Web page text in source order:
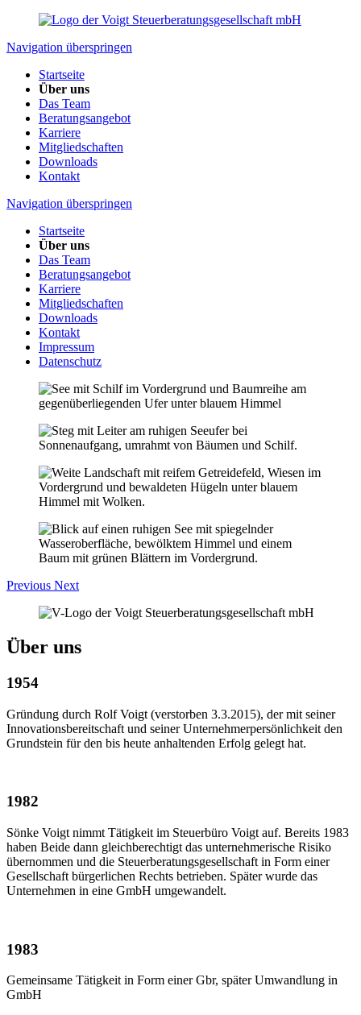
Navigation überspringen
Startseite
Über uns
Das Team
Beratungsangebot
Karriere
Mitgliedschaften
Downloads
Kontakt
Navigation überspringen
Startseite
Über uns
Das Team
Beratungsangebot
Karriere
Mitgliedschaften
Downloads
Kontakt
Impressum
Datenschutz
Previous Next
Über uns
1954
Gründung durch Rolf Voigt (verstorben 3.3.2015), der mit seiner
Innovationsbereitschaft und seiner Unternehmerpersönlichkeit den
Grundstein für den bis heute anhaltenden Erfolg gelegt hat.
1982
Sönke Voigt nimmt Tätigkeit im Steuerbüro Voigt auf. Bereits 1983
haben Beide dann gleichberechtigt das unternehmerische Risiko
übernommen und die Steuerberatungsgesellschaft in Form einer
Gesellschaft bürgerlichen Rechts betrieben. Später wurde das
Unternehmen in eine GmbH umgewandelt.
1983
Gemeinsame Tätigkeit in Form einer Gbr, später Umwandlung in
GmbH